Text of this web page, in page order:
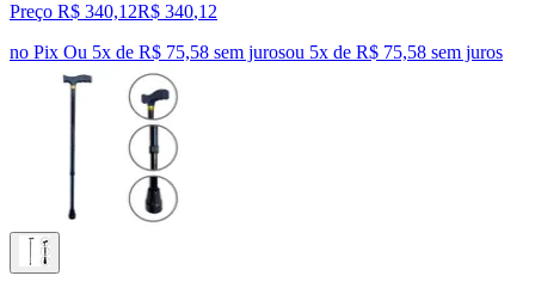
Preço R$ 340,12R$ 340,12
no Pix Ou 5x de R$ 75,58 sem jurosou 5x de R$ 75,58 sem juros